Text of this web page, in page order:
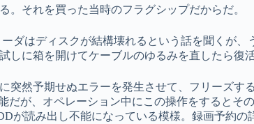
。それを買った当時のフラグシップだからだ。
ダはディスクが結構壊れるという話を聞くが
しに箱を開けてケーブルのゆるみを直したら復活
突然予期せぬエラーを発生させて、フリーズす
だが、オペレーション中にこの操作をするとそ
が読み出し不能になっている模様。録画予約